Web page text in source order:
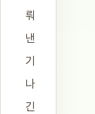
뤄
낸
기
나
긴